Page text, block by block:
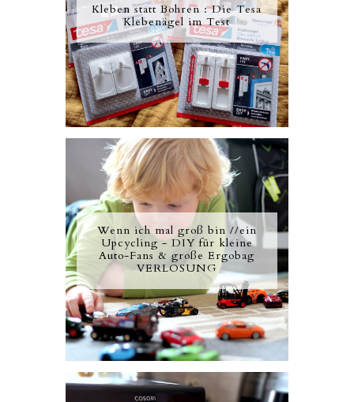
Kleben statt Bohren : Die Tesa
Klebenägel im Test
Wenn ich mal groß bin //ein
Upcycling - DIY für kleine
Auto-Fans & große Ergobag
VERLOSUNG